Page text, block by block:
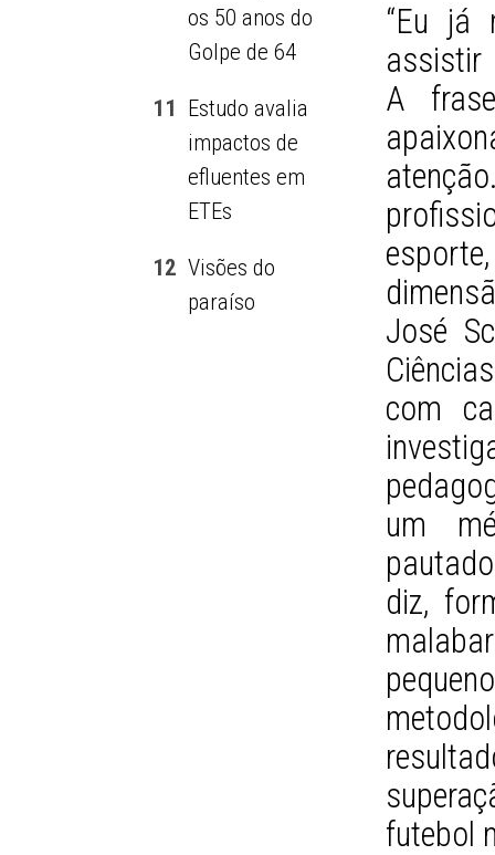
os 50 anos do
Golpe de 64
11 Estudo avalia
impactos de
efluentes em
ETEs
12 Visões do
paraíso
“Eu já
assistir
A
José
com
um
diz,
futebol